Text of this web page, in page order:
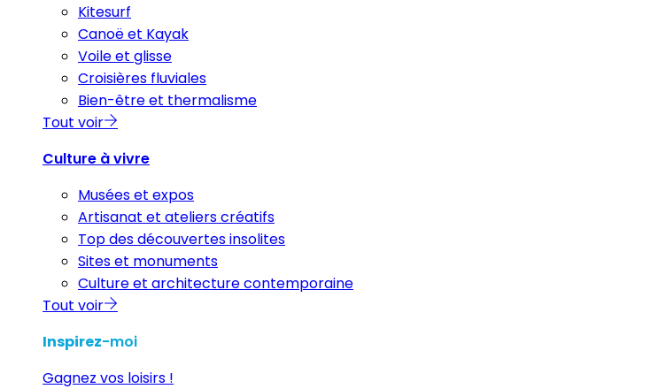
Kitesurf
Canoë et Kayak
Voile et glisse
Croisières fluviales
Bien-être et thermalisme
Tout voir
Culture à vivre
Musées et expos
Artisanat et ateliers créatifs
Top des découvertes insolites
Sites et monuments
Culture et architecture contemporaine
Tout voir
Inspirez-moi
Gagnez vos loisirs !